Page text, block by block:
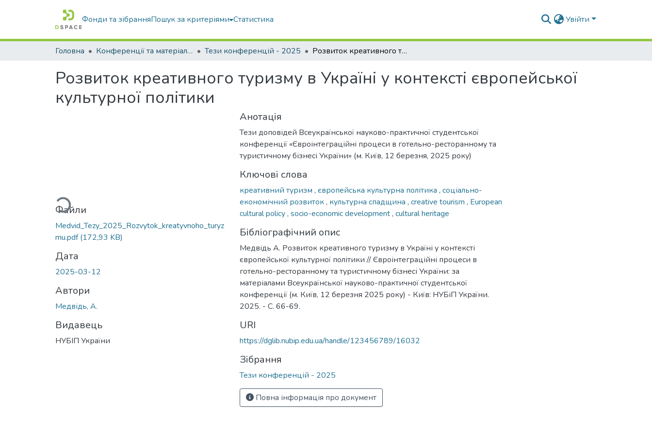
Фонди та зібранняПошук за критеріями Статистика Увійти
Головна Конференції та матеріали конференцій Тези конференцій - 2025 Розвиток креативного туризму в Україні у контексті європейської культурної політики
Розвиток креативного туризму в Україні у контексті європейської
культурної політики
Вантажиться...
Файли
Medvid_Tezy_2025_Rozvytok_kreatyvnoho_turyz
mu.pdf(172,93 KB)
Дата
2025-03-12
Автори
Медвідь, А.
Видавець
НУБІП України
Анотація
Тези доповідей Всеукраїнської науково-практичної студентської
конференції «Євроінтеграційні процеси в готельно-ресторанному та
туристичному бізнесі України» (м. Київ, 12 березня, 2025 року)
Ключові слова
креативний туризм , європейська культурна політика , соціально-
економічний розвиток, культурна спадщина , creative tourism , European
cultural policy, socio-economic development, cultural heritage
Бібліографічний опис
Медвідь А. Розвиток креативного туризму в Україні у контексті
європейської культурної політики // Євроінтеграційні процеси в
готельно-ресторанному та туристичному бізнесі України: за
матеріалами Всеукраїнської науково-практичної студентської
конференції (м. Київ, 12 березня 2025 року) - Київ: НУБіП України.
2025. - С. 66-69.
URI
https://dglib.nubip.edu.ua/handle/123456789/16032
Зібрання
Тези конференцій - 2025
Повна інформація про документ